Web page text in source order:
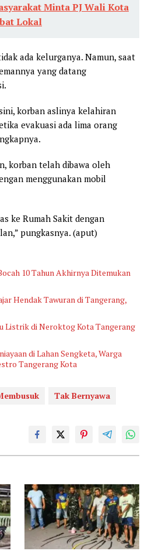
Minta PJ Wali Kota
Lokal
ada kelurganya. Namun, saat
yang datang
korban aslinya kelahiran
evakuasi ada lima orang
korban telah dibawa oleh
menggunakan mobil
ke Rumah Sakit dengan
pungkasnya. (aput)
10 Tahun Akhirnya Ditemukan
Hendak Tawuran di Tangerang,
Listrik di Neroktog Kota Tangerang
di Lahan Sengketa, Warga
Tangerang Kota
Tak Bernyawa